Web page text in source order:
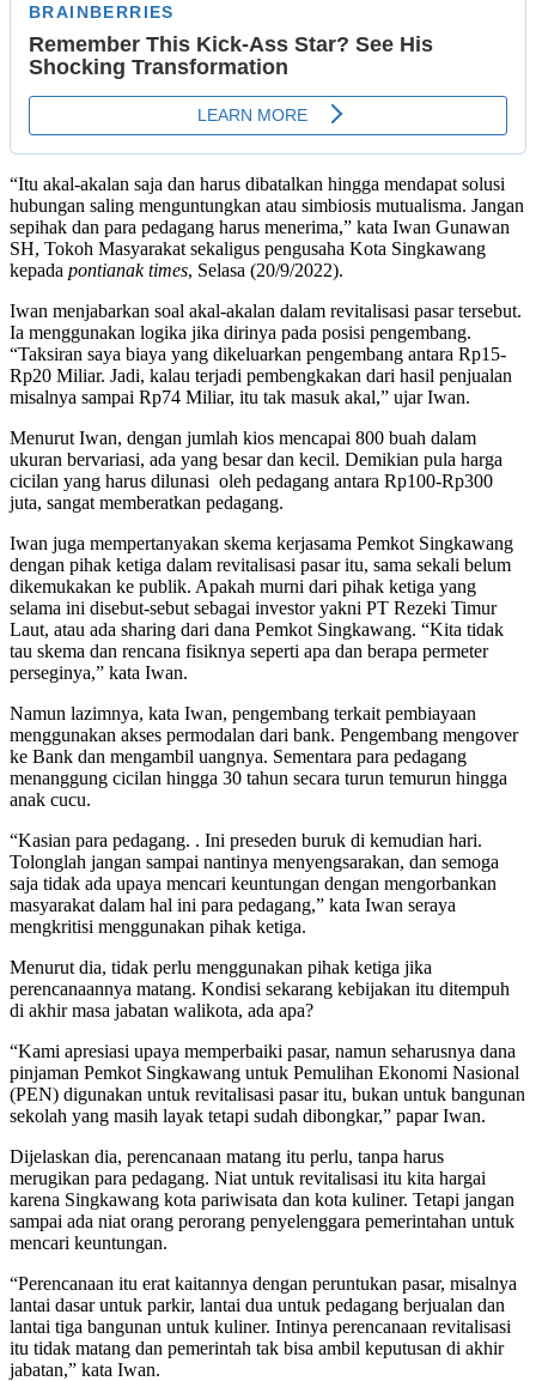
“Itu akal-akalan saja dan harus dibatalkan hingga mendapat solusi
hubungan saling menguntungkan atau simbiosis mutualisma. Jangan
sepihak dan para pedagang harus menerima,” kata Iwan Gunawan
SH, Tokoh Masyarakat sekaligus pengusaha Kota Singkawang
kepada pontianak times, Selasa (20/9/2022).
Iwan menjabarkan soal akal-akalan dalam revitalisasi pasar tersebut.
Ia menggunakan logika jika dirinya pada posisi pengembang.
“Taksiran saya biaya yang dikeluarkan pengembang antara Rp15-
Rp20 Miliar. Jadi, kalau terjadi pembengkakan dari hasil penjualan
misalnya sampai Rp74 Miliar, itu tak masuk akal,” ujar Iwan.
Menurut Iwan, dengan jumlah kios mencapai 800 buah dalam
ukuran bervariasi, ada yang besar dan kecil. Demikian pula harga
cicilan yang harus dilunasi oleh pedagang antara Rp100-Rp300
juta, sangat memberatkan pedagang.
Iwan juga mempertanyakan skema kerjasama Pemkot Singkawang
dengan pihak ketiga dalam revitalisasi pasar itu, sama sekali belum
dikemukakan ke publik. Apakah murni dari pihak ketiga yang
selama ini disebut-sebut sebagai investor yakni PT Rezeki Timur
Laut, atau ada sharing dari dana Pemkot Singkawang. “Kita tidak
tau skema dan rencana fisiknya seperti apa dan berapa permeter
perseginya,” kata Iwan.
Namun lazimnya, kata Iwan, pengembang terkait pembiayaan
menggunakan akses permodalan dari bank. Pengembang mengover
ke Bank dan mengambil uangnya. Sementara para pedagang
menanggung cicilan hingga 30 tahun secara turun temurun hingga
anak cucu.
“Kasian para pedagang. . Ini preseden buruk di kemudian hari.
Tolonglah jangan sampai nantinya menyengsarakan, dan semoga
saja tidak ada upaya mencari keuntungan dengan mengorbankan
masyarakat dalam hal ini para pedagang,” kata Iwan seraya
mengkritisi menggunakan pihak ketiga.
Menurut dia, tidak perlu menggunakan pihak ketiga jika
perencanaannya matang. Kondisi sekarang kebijakan itu ditempuh
di akhir masa jabatan walikota, ada apa?
“Kami apresiasi upaya memperbaiki pasar, namun seharusnya dana
pinjaman Pemkot Singkawang untuk Pemulihan Ekonomi Nasional
(PEN) digunakan untuk revitalisasi pasar itu, bukan untuk bangunan
sekolah yang masih layak tetapi sudah dibongkar,” papar Iwan.
Dijelaskan dia, perencanaan matang itu perlu, tanpa harus
merugikan para pedagang. Niat untuk revitalisasi itu kita hargai
karena Singkawang kota pariwisata dan kota kuliner. Tetapi jangan
sampai ada niat orang perorang penyelenggara pemerintahan untuk
mencari keuntungan.
“Perencanaan itu erat kaitannya dengan peruntukan pasar, misalnya
lantai dasar untuk parkir, lantai dua untuk pedagang berjualan dan
lantai tiga bangunan untuk kuliner. Intinya perencanaan revitalisasi
itu tidak matang dan pemerintah tak bisa ambil keputusan di akhir
jabatan,” kata Iwan.